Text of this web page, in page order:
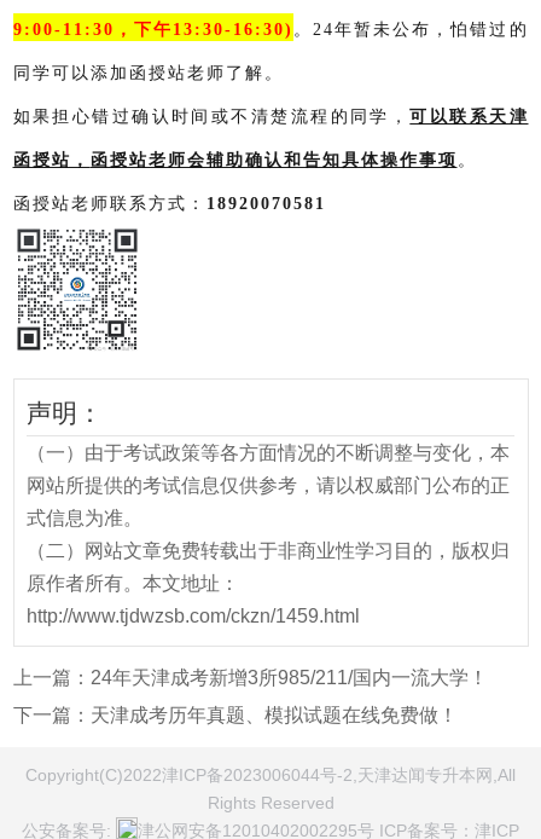
9:00-11:30，下午13:30-16:30) 。24年暂未公布，怕错过的
同学可以添加函授站老师了解。
如果担心错过确认时间或不清楚流程的同学，可以联系天津
函授站， 函授站老师会辅助确认和告知具体操作事项 。
函授站老师联系方式： 18920070581
声明：
（一）由于考试政策等各方面情况的不断调整与变化，本
网站所提供的考试信息仅供参考，请以权威部门公布的正
式信息为准。
（二）网站文章免费转载出于非商业性学习目的，版权归
原作者所有。本文地址：
http://www.tjdwzsb.com/ckzn/1459.html
上一篇： 24年天津成考新增3所985/211/国内一流大学！
下一篇： 天津成考历年真题、模拟试题在线免费做！
Copyright(C)2022津ICP备2023006044号-2,天津达闻专升本网,All
Rights Reserved
公安备案号:
津公网安备12010402002295号 ICP备案号： 津ICP